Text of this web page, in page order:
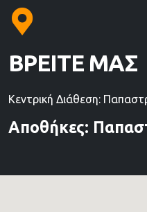
ΒΡΕΙΤΕ ΜΑΣ
Κεντρική Διάθεση:
Αποθήκες: